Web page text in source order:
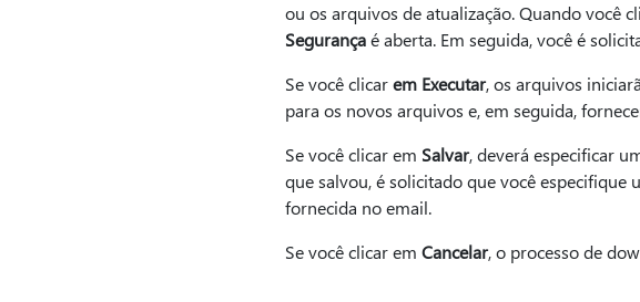
ou os arquivos de atualização. Quando você
Segurançaé aberta. Em seguida, você é
Se você clicarem Executar, os arquivos
para os novos arquivos e, em seguida,
Se você clicar em Salvar, deverá especificar
que salvou, é solicitado que você especifique
fornecida no email.
Se você clicar em Cancelar, o processo de